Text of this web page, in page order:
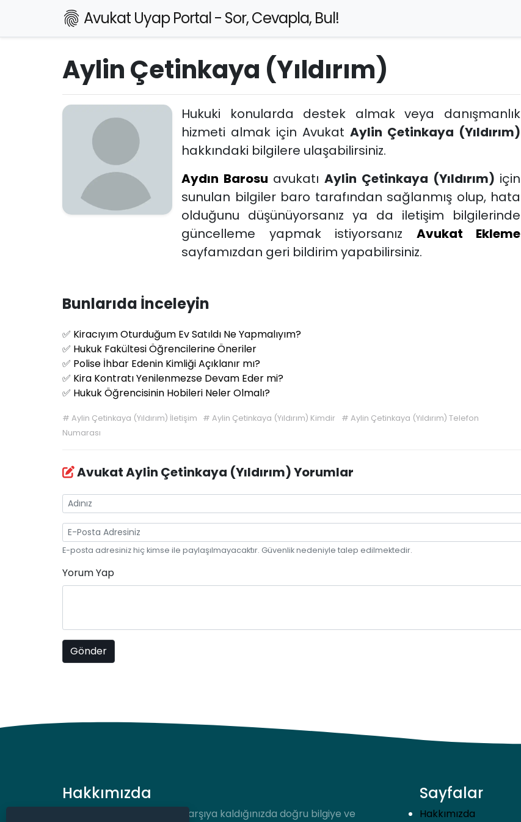
Avukat Uyap Portal - Sor, Cevapla, Bul!
Aylin Çetinkaya (Yıldırım)
Hukuki konularda destek almak veya danışmanlık
hizmeti almak için Avukat Aylin Çetinkaya (Yıldırım)
hakkındaki bilgilere ulaşabilirsiniz.
Aydın Barosu avukatı Aylin Çetinkaya (Yıldırım) için
sunulan bilgiler baro tarafından sağlanmış olup, hata
olduğunu düşünüyorsanız ya da iletişim bilgilerinde
güncelleme yapmak istiyorsanız Avukat Ekleme
sayfamızdan geri bildirim yapabilirsiniz.
Bunlarıda İnceleyin
✅ Kiracıyım Oturduğum Ev Satıldı Ne Yapmalıyım?
✅ Hukuk Fakültesi Öğrencilerine Öneriler
✅ Polise İhbar Edenin Kimliği Açıklanır mı?
✅ Kira Kontratı Yenilenmezse Devam Eder mi?
✅ Hukuk Öğrencisinin Hobileri Neler Olmalı?
# Aylin Çetinkaya (Yıldırım) İletişim #Aylin Çetinkaya (Yıldırım) Kimdir # Aylin Çetinkaya (Yıldırım) Telefon
Numarası
Avukat Aylin Çetinkaya (Yıldırım) Yorumlar
E-posta adresiniz hiç kimse ile paylaşılmayacaktır. Güvenlik nedeniyle talep edilmektedir.
Yorum Yap
Hakkımızda
Hukuki bir durum ile karşı karşıya kaldığınızda doğru bilgiye ve
Sayfalar
Hakkımızda